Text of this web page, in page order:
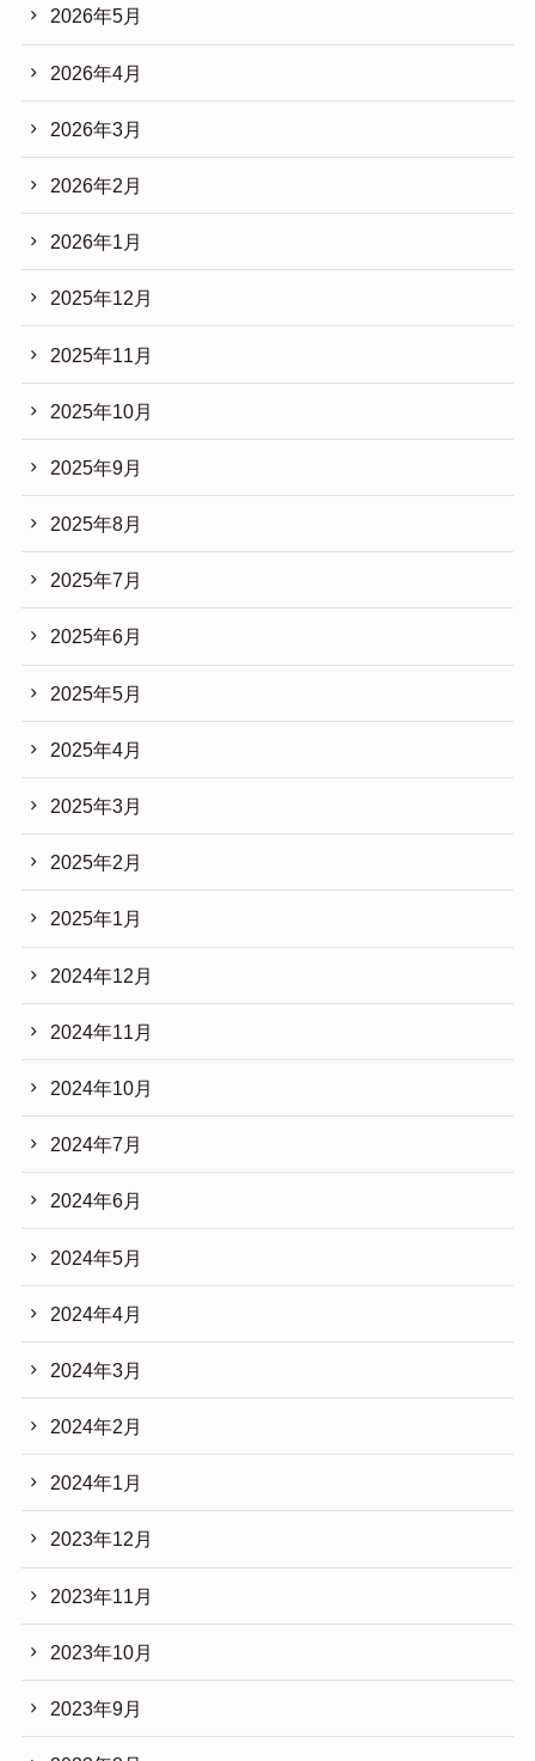
2026年5月
2026年4月
2026年3月
2026年2月
2026年1月
2025年12月
2025年11月
2025年10月
2025年9月
2025年8月
2025年7月
2025年6月
2025年5月
2025年4月
2025年3月
2025年2月
2025年1月
2024年12月
2024年11月
2024年10月
2024年7月
2024年6月
2024年5月
2024年4月
2024年3月
2024年2月
2024年1月
2023年12月
2023年11月
2023年10月
2023年9月